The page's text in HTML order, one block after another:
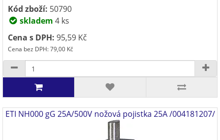
Kód zboží: 50790
skladem 4 ks
Cena s DPH: 95,59 Kč
Cena bez DPH: 79,00 Kč
ETI NH000 gG 25A/500V nožová pojistka 25A /004181207/